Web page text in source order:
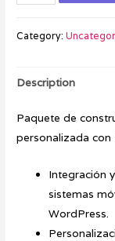
Category:
Description
Paquete de
personalizada con
Integración
sistemas
WordPress.